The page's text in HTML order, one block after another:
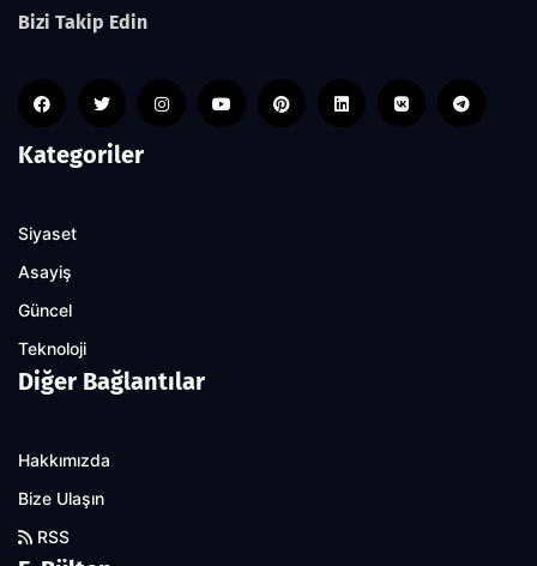
Bizi Takip Edin
Kategoriler
Siyaset
Asayiş
Güncel
Teknoloji
Diğer Bağlantılar
Hakkımızda
Bize Ulaşın
RSS